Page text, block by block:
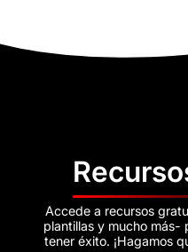
Accede a recursos
plantillas y mucho más-
tener éxito. ¡Hagamos